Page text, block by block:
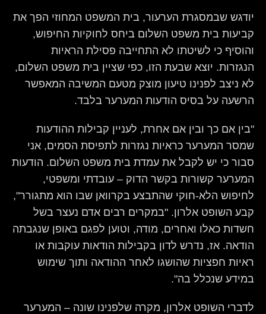
יודגש שבמסגרת הערעור, בית המשפט המחוזי הפך את
קביעות בית משפט השלום ביחס לחוקיות החיפוש,
והוסיף כי לשיטתו לא התחייבה פסילת הראיות
הנגזרות. יוצא שבעת הזו, כפי שציין בית משפט השלום,
לא ניצב לפנינו טיעון מוצק מטעם המשיבה המאפשר
הרשעה על בסיס הודעות המערער בלבד.
"בין אם כך ובין אם אחרת, לעניין קבילות ההודעות
שמסר המערער כראיות נגזרות לתפיסת הסמים, אני
סבור כי יש לקבל את עמדת בית משפט השלום. הודעות
המערער קשורות בקשר הדוק – עובדתי ומשפטי,
לחיפוש הלא-חוקי שהתבצע בקרוואן שבו הוא מתגורר",
קבע השופט אלרון. "במקרים רבים אדם נעצר בשל
חשדות כאלו ואחרים, מודה, וטוען לפגם באופן שנגבתה
הודאה. אז, נדרש לדון בקבילות הודאות עוקבות או
ראיות חפציות שהושגו לאחר ההודאה ותוך שימוש
במידע שנכלל בה".
לדברי השופט אלרון, מקרה שלפנינו שונה – המערער